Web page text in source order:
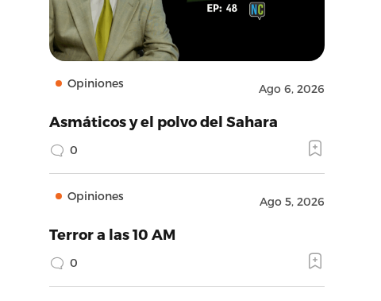
Opiniones Ago 6, 2026
Asmáticos y el polvo del Sahara
0
Opiniones Ago 5, 2026
Terror a las 10 AM
0